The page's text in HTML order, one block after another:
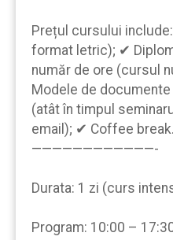
Prețul cursului
format letric); ✔
număr de ore (cursul
Modele de documente
(atât în timpul
email); ✔ Coffee
————————————-
Durata: 1 zi (curs
Program: 10:00 –